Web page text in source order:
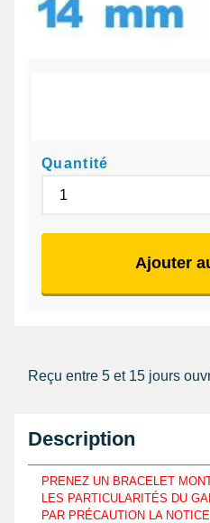
Quantité
Ajouter
Reçu entre 5 et 15 jours
Description
PRENEZ UN BRACELET
LES PARTICULARITÉS DU
PAR PRÉCAUTION LA